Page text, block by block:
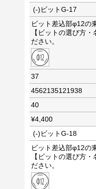
(-)ビットG-17
ビット差込部φ12の
【ビットの選び方
ださい。
37
4562135121938
40
¥4,400
(-)ビットG-18
ビット差込部φ12の
【ビットの選び方
ださい。